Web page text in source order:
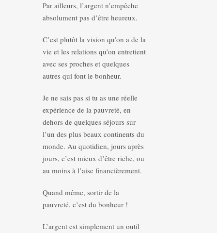
Par ailleurs, l’argent n’empêche
absolument pas d’être heureux.
C’est plutôt la vision qu’on a de la
vie et les relations qu’on entretient
avec ses proches et quelques
autres qui font le bonheur.
Je ne sais pas si tu as une réelle
expérience de la pauvreté, en
dehors de quelques séjours sur
l’un des plus beaux continents du
monde. Au quotidien, jours après
jours, c’est mieux d’être riche, ou
au moins à l’aise financièrement.
Quand même, sortir de la
pauvreté, c’est du bonheur !
L’argent est simplement un outil